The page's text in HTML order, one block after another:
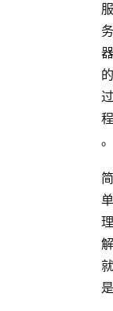
服
务
器
的
过
程
。
简
单
理
解
就
是